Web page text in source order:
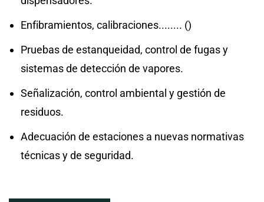
Enfibramientos, calibraciones........ ()
Pruebas de estanqueidad, control de fugas y
sistemas de detección de vapores.
Señalización, control ambiental y gestión de
residuos.
Adecuación de estaciones a nuevas normativas
técnicas y de seguridad.